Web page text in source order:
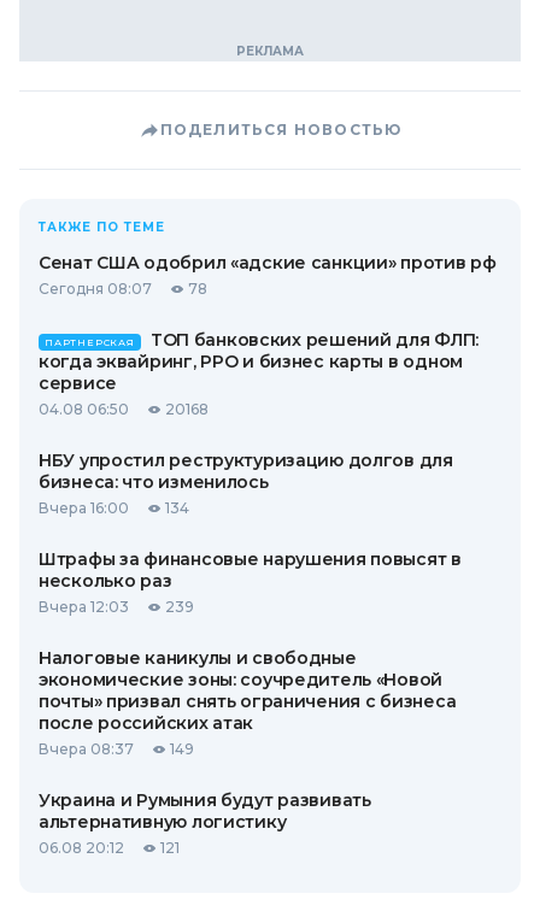
ПОДЕЛИТЬСЯ НОВОСТЬЮ
ТАКЖЕ ПО ТЕМЕ
Сенат США одобрил «адские санкции» против рф
Сегодня 08:07 78
ПАРТНЕРСКАЯ
ТОП банковских решений для ФЛП:
когда эквайринг, РРО и бизнес карты в одном
сервисе
04.08 06:50 20168
НБУ упростил реструктуризацию долгов для
бизнеса: что изменилось
Вчера 16:00 134
Штрафы за финансовые нарушения повысят в
несколько раз
Вчера 12:03 239
Налоговые каникулы и свободные
экономические зоны: соучредитель «Новой
почты» призвал снять ограничения с бизнеса
после российских атак
Вчера 08:37 149
Украина и Румыния будут развивать
альтернативную логистику
06.08 20:12 121